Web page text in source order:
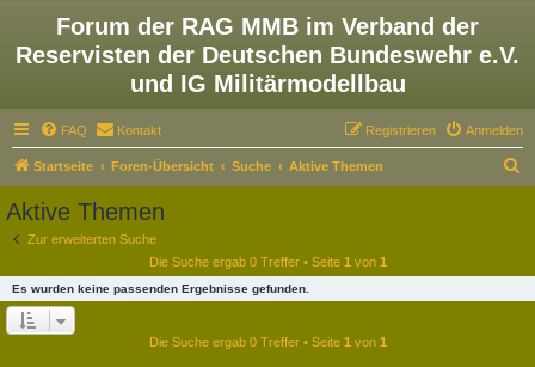
Forum der RAG MMB im Verband der
Reservisten der Deutschen Bundeswehr e.V.
und IG Militärmodellbau
FAQ Kontakt Anmelden
Registrieren
Startseite Foren-Übersicht Suche Aktive Themen
e
Aktive Themen
Zur erweiterten Suche
Die Suche ergab 0 Treffer • Seite 1 von 1
Es wurden keine passenden Ergebnisse gefunden.
Die Suche ergab 0 Treffer • Seite 1 von 1